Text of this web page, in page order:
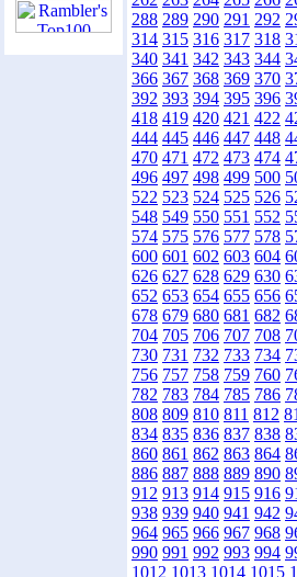
288 289 290 291 292
314 315 316 317 318
340 341 342 343 344
366 367 368 369 370
392 393 394 395 396
418 419 420 421 422
444 445 446 447 448
470 471 472 473 474
496 497 498 499 500
522 523 524 525 526
548 549 550 551 552
574 575 576 577 578
600 601 602 603 604
626 627 628 629 630
652 653 654 655 656
678 679 680 681 682
704 705 706 707 708
730 731 732 733 734
756 757 758 759 760
782 783 784 785 786
808 809 810 811 812
834 835 836 837 838
860 861 862 863 864
886 887 888 889 890
912 913 914 915 916
938 939 940 941 942
964 965 966 967 968
990 991 992 993 994
1012 1013 1014 1015